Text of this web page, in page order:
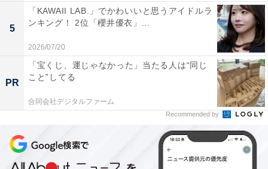
ワ、グワ」と独特な話し声が特徴的。山寺さんはインタ
ビューで「最も難しい役」と明かしています。なじみが
あるドナルドダックですが、普段の山寺さんの声とはか
け離れていて、知らないファンも多いようです。
アンケートの回答者コメントでは、「あまりディズニー
作品を見ないので、このアンケートで初めて知りまし
た」（山口県／20代男性）、「合成音声か何かだと思っ
ていたから」（東京都／30代女性）、「エンドロールを
観て初めて分かった」（神奈川県／50代男性）といった
5
「KAWAII LAB.」でかわいいと思うアイドルラ
ンキング！ 2位「櫻井優衣」...
2026/07/20
PR
「宝くじ、運じゃなかった」当たる人は“同じ
こと”してる
合同会社デジタルファーム
Recommended by